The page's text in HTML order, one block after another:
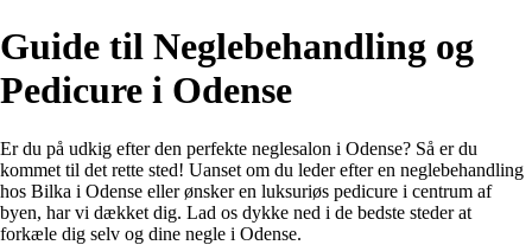
Guide til Neglebehandling og
Pedicure i Odense
Er du på udkig efter den perfekte neglesalon i Odense? Så er du
kommet til det rette sted! Uanset om du leder efter en neglebehandling
hos Bilka i Odense eller ønsker en luksuriøs pedicure i centrum af
byen, har vi dækket dig. Lad os dykke ned i de bedste steder at
forkæle dig selv og dine negle i Odense.